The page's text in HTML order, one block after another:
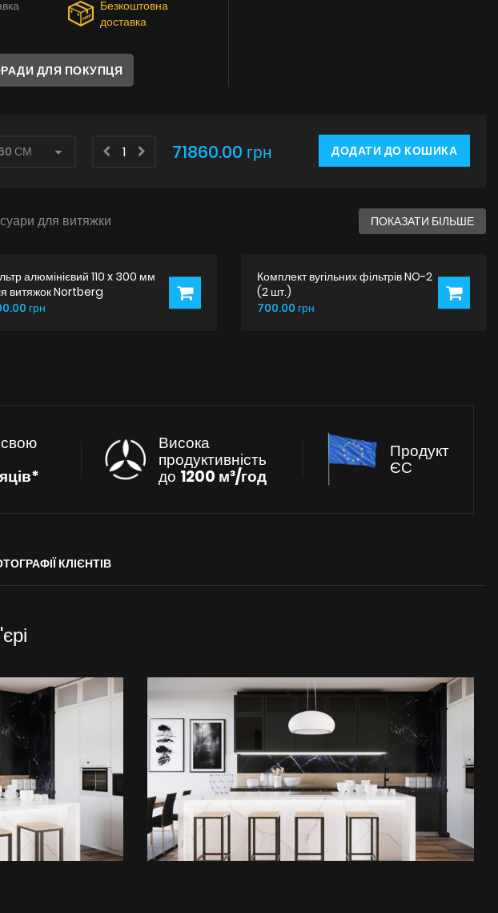
Безкоштовна
доставка
ДЛЯ ПОКУПЦЯ
71860.00 грн ДОДАТИ ДО КОШИКА
для витяжки ПОКАЗАТИ БІЛЬШЕ
алюмінієвий 110 x 300 мм
витяжок Nortberg
грн
Комплект вугільних фільтрів NO-2
(2 шт.)
700.00 грн
Висока
продуктивність
до 1200 м³/год
Продукт
ЄС
КЛІЄНТІВ